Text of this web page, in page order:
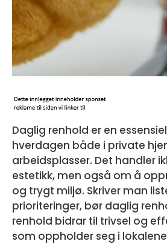
Daglig renhold er en
hverdagen både i private
arbeidsplasser. Det handler
estetikk, men også om å
og trygt miljø. Skriver man
prioriteringer, bør daglig
renhold bidrar til trivsel og
som oppholder seg i